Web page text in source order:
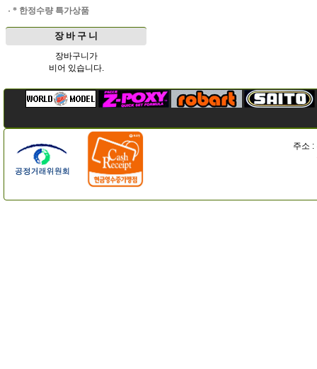
· * 한정수량 특가상품
장 바 구 니
장바구니가
비어 있습니다.
주소